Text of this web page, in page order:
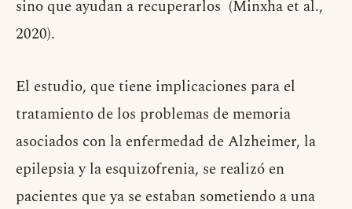
sino que ayudan a recuperarlos (Minxha et al.,
2020).
El estudio, que tiene implicaciones para el
tratamiento de los problemas de memoria
asociados con la enfermedad de Alzheimer, la
epilepsia y la esquizofrenia, se realizó en
pacientes que ya se estaban sometiendo a una